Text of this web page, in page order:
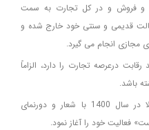
و فروش و در کل تجارت به سمت
قدیمی و سنتی خود خارج شده و
مجازی انجام می گیرد.
درعرصه تجارت را دارد، الزاماً
باشد.
براین اساس، فروشگاه اینترنتی اولان کالا در سال 1400 با شعار و دورنمای
فعالیت خود را آغاز نمود.